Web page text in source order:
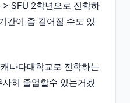
SFU 2학년으로 진학하
간이 좀 길어질 수도 있
나다대학교로 진학하는
히 졸업할수 있는거겠